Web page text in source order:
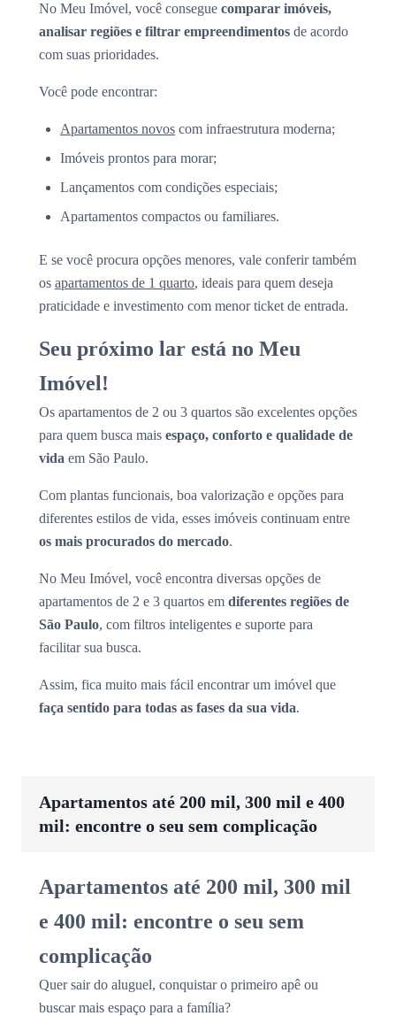
No Meu Imóvel, você consegue comparar imóveis,
analisar regiões e filtrar empreendimentos de acordo
com suas prioridades.
Você pode encontrar:
Apartamentos novos com infraestrutura moderna;
Imóveis prontos para morar;
Lançamentos com condições especiais;
Apartamentos compactos ou familiares.
E se você procura opções menores, vale conferir também
os apartamentos de 1 quarto, ideais para quem deseja
praticidade e investimento com menor ticket de entrada.
Seu próximo lar está no Meu
Imóvel!
Os apartamentos de 2 ou 3 quartos são excelentes opções
para quem busca mais espaço, conforto e qualidade de
vida em São Paulo.
Com plantas funcionais, boa valorização e opções para
diferentes estilos de vida, esses imóveis continuam entre
os mais procurados do mercado.
No Meu Imóvel, você encontra diversas opções de
apartamentos de 2 e 3 quartos em diferentes regiões de
São Paulo, com filtros inteligentes e suporte para
facilitar sua busca.
Assim, fica muito mais fácil encontrar um imóvel que
faça sentido para todas as fases da sua vida.
Apartamentos até 200 mil, 300 mil e 400
mil: encontre o seu sem complicação
Apartamentos até 200 mil, 300 mil
e 400 mil: encontre o seu sem
complicação
Quer sair do aluguel, conquistar o primeiro apê ou
buscar mais espaço para a família?